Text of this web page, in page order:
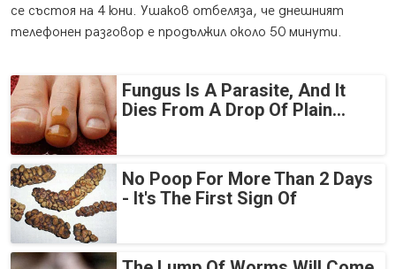
се състоя на 4 юни. Ушаков отбеляза, че днешният
телефонен разговор е продължил около 50 минути.
Fungus Is A Parasite, And It
Dies From A Drop Of Plain...
No Poop For More Than 2 Days
- It's The First Sign Of